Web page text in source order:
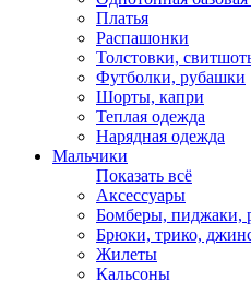
Платья
Распашонки
Толстовки,
Футболки, рубашки
Шорты, капри
Теплая одежда
Нарядная одежда
Мальчики
Показать всё
Аксессуары
Бомберы, пиджаки,
Брюки, трико,
Жилеты
Кальсоны